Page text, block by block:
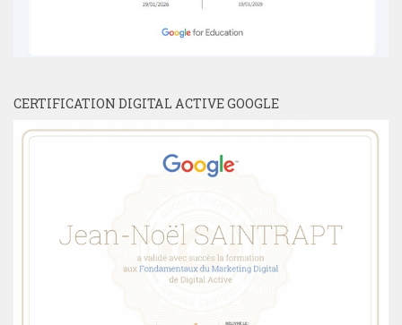
CERTIFICATION DIGITAL ACTIVE GOOGLE